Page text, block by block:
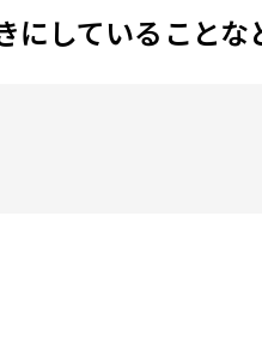
にしていることな